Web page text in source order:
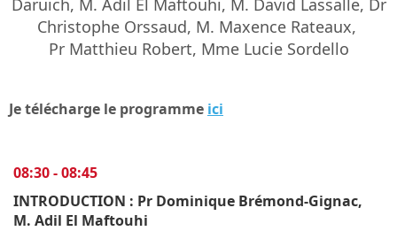
Daruich, M. Adil El Maftouhi, M. David Lassalle, Dr
Christophe Orssaud, M. Maxence Rateaux,
Pr Matthieu Robert, Mme Lucie Sordello
Je télécharge le programme ici
08:30 - 08:45
INTRODUCTION : Pr Dominique Brémond-Gignac,
M. Adil El Maftouhi